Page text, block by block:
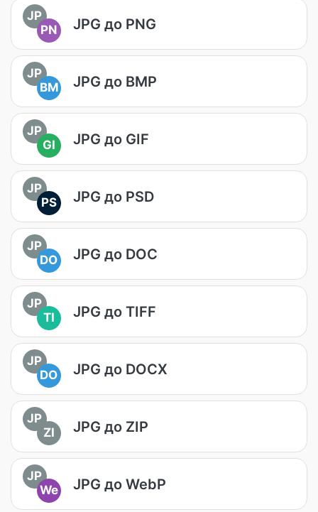
JP
PN
JPG до PNG
JP
BM
JPG до BMP
JP
GI
JPG до GIF
JP
PS
JPG до PSD
JP
DO
JPG до DOC
JP
TI
JPG до TIFF
JP
DO
JPG до DOCX
JP
ZI
JPG до ZIP
JP
We
JPG до WebP